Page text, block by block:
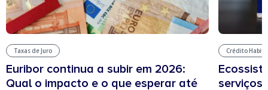
Taxas de Juro
Euribor continua a subir em 2026:
Qual o impacto e o que esperar até
Crédito
serviços